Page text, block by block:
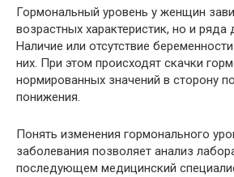
Гормональный уровень у женщин
возрастных характеристик, но и ряда
Наличие или отсутствие
них. При этом происходят скачки
нормированных значений в сторону
понижения.
Понять изменения гормонального
заболевания позволяет анализ
последующем медицинский